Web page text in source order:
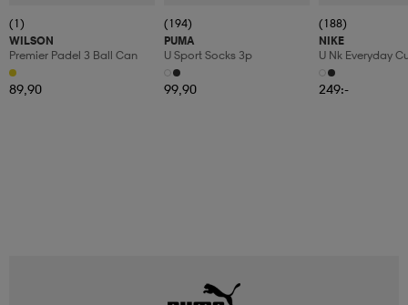
(1)
WILSON
Premier Padel 3 Ball Can
89,90
(194)
PUMA
U Sport Socks 3p
99,90
(188)
NIKE
U Nk Everyday
6pr-Bd
249:-